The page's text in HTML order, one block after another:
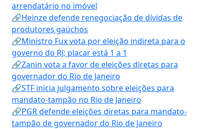
arrendatário no imóvel
🔗Heinze defende renegociação de dívidas de
produtores gaúchos
🔗Ministro Fux vota por eleição indireta para o
governo do RJ; placar está 1 a 1
🔗Zanin vota a favor de eleições diretas para
governador do Rio de Janeiro
🔗STF inicia julgamento sobre eleições para
mandato-tampão no Rio de Janeiro
🔗PGR defende eleições diretas para mandato-
tampão de governador do Rio de Janeiro